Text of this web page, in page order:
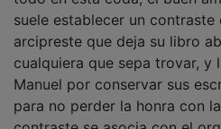
todo en esta coda, el buen
suele establecer un
arcipreste que deja su libro
cualquiera que sepa trovar, y
Manuel por conservar sus
para no perder la honra con